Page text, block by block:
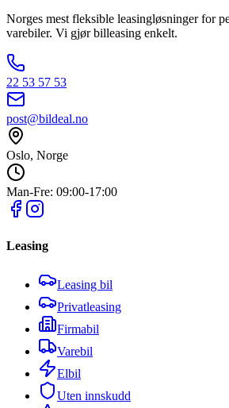
Norges mest fleksible leasingløsninger for
varebiler. Vi gjør billeasing enkelt.
22 53 57 53
post@bildeal.no
Oslo, Norge
Man-Fre: 09:00-17:00
Leasing
Leasing bil
Privatleasing
Firmabil
Varebil
Elbil
Uten innskudd